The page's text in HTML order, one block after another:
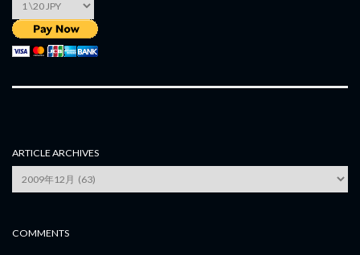
ARTICLE ARCHIVES
Archives
COMMENTS